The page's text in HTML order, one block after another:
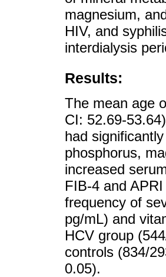
magnesium,
HIV, and
interdialysis
Results:
The mean age
CI: 52.69-
had
phosphorus,
increased
FIB-4 and
frequency of
pg/mL) and
HCV group
controls (834/
0.05).